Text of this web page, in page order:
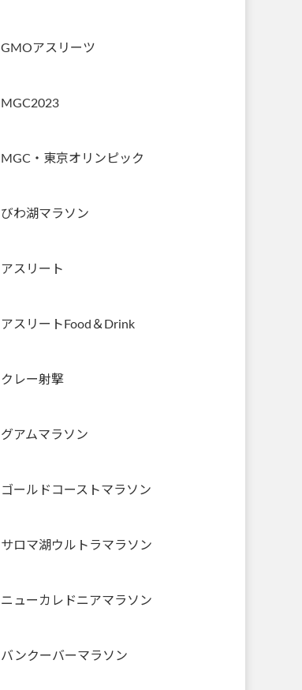
GMOアスリーツ
MGC2023
MGC・東京オリンピック
びわ湖マラソン
アスリート
アスリートFood＆Drink
クレー射撃
グアムマラソン
ゴールドコーストマラソン
サロマ湖ウルトラマラソン
ニューカレドニアマラソン
バンクーバーマラソン